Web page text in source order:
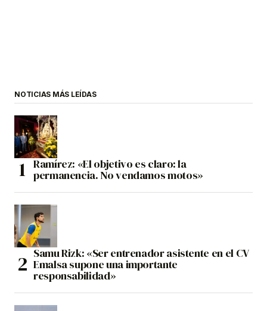
NOTICIAS MÁS LEÍDAS
Ramírez: «El objetivo es claro: la
permanencia. No vendamos motos»
Samu Rizk: «Ser entrenador asistente en el CV
Emalsa supone una importante
responsabilidad»